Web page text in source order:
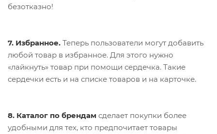
безотказно!
7. Избранное. Теперь пользователи могут добавить
любой товар в избранное. Для этого нужно
«лайкнуть» товар при помощи сердечка. Такие
сердечки есть и на списке товаров и на карточке.
8. Каталог по брендам сделает покупки более
удобными для тех, кто предпочитает товары